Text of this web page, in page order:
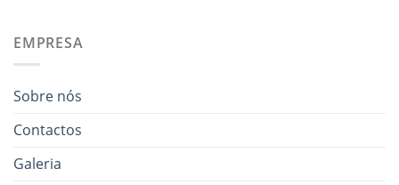
EMPRESA
Sobre nós
Contactos
Galeria